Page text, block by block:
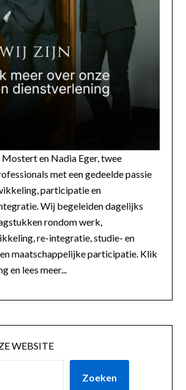
en Nadia Eger, twee
met een gedeelde passie
participatie en
Wij begeleiden dagelijks
rondom werk,
re-integratie, studie- en
maatschappelijke participatie. Klik
en lees meer...
WEBSITE
Zoeken